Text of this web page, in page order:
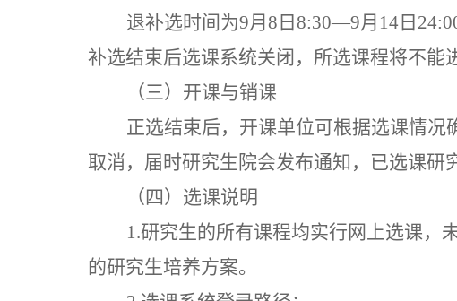
退补选时间为9月 8 日 8:30—9月 14 日
补选结束后选课系统关闭，所选课程将不能
（三）开课与销课
正选结束后，开课单位可根据选课情
取消，届时研究生院会发布通知，已选课研
（四）选课说明
1.研究生的所有课程均实行网上选课，
的研究生培养方案。